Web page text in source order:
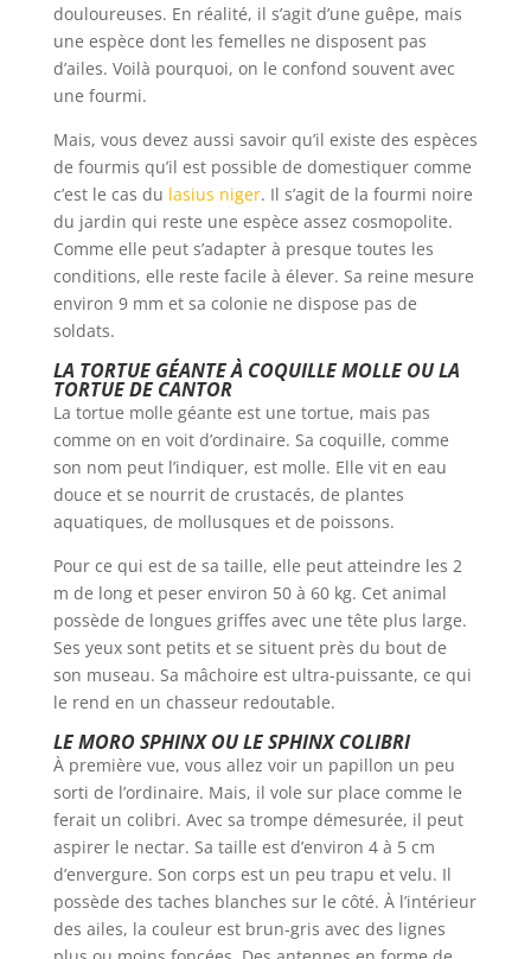
douloureuses. En réalité, il s’agit d’une guêpe, mais
une espèce dont les femelles ne disposent pas
d’ailes. Voilà pourquoi, on le confond souvent avec
une fourmi.
Mais, vous devez aussi savoir qu’il existe des espèces
de fourmis qu’il est possible de domestiquer comme
c’est le cas du lasius niger. Il s’agit de la fourmi noire
du jardin qui reste une espèce assez cosmopolite.
Comme elle peut s’adapter à presque toutes les
conditions, elle reste facile à élever. Sa reine mesure
environ 9 mm et sa colonie ne dispose pas de
soldats.
LA TORTUE GÉANTE À COQUILLE MOLLE OU LA
TORTUE DE CANTOR
La tortue molle géante est une tortue, mais pas
comme on en voit d’ordinaire. Sa coquille, comme
son nom peut l’indiquer, est molle. Elle vit en eau
douce et se nourrit de crustacés, de plantes
aquatiques, de mollusques et de poissons.
Pour ce qui est de sa taille, elle peut atteindre les 2
m de long et peser environ 50 à 60 kg. Cet animal
possède de longues griffes avec une tête plus large.
Ses yeux sont petits et se situent près du bout de
son museau. Sa mâchoire est ultra-puissante, ce qui
le rend en un chasseur redoutable.
LE MORO SPHINX OU LE SPHINX COLIBRI
À première vue, vous allez voir un papillon un peu
sorti de l’ordinaire. Mais, il vole sur place comme le
ferait un colibri. Avec sa trompe démesurée, il peut
aspirer le nectar. Sa taille est d’environ 4 à 5 cm
d’envergure. Son corps est un peu trapu et velu. Il
possède des taches blanches sur le côté. À l’intérieur
des ailes, la couleur est brun-gris avec des lignes